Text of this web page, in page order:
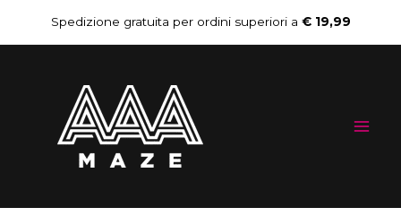
al
contenuto
Spedizione gratuita per ordini superiori a € 19,99